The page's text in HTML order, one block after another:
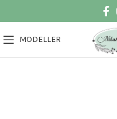
MODELLER